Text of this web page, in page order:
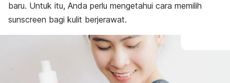
baru. Untuk itu, Anda perlu mengetahui cara memilih
sunscreen bagi kulit berjerawat.